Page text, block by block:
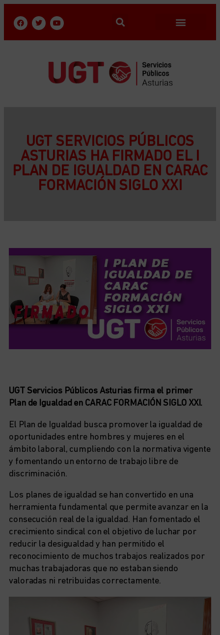
UGT SERVICIOS PÚBLICOS
ASTURIAS HA FIRMADO EL I
PLAN DE IGUALDAD EN CARAC
FORMACIÓN SIGLO XXI
UGT Servicios Públicos Asturias firma el primer
Plan de Igualdad en CARAC FORMACIÓN SIGLO XXI.
El Plan de Igualdad busca promover la igualdad de
oportunidades entre hombres y mujeres en el
ámbito laboral, cumpliendo con la normativa vigente
y fomentando un entorno de trabajo libre de
discriminación.
Los planes de igualdad se han convertido en una
herramienta fundamental que permite avanzar en la
consecución real de la igualdad. Han fomentado el
crecimiento sindical con el objetivo de luchar por
reducir la desigualdad y han permitido el
reconocimiento de muchos trabajos realizados por
muchas trabajadoras que no estaban siendo
valoradas ni retribuidas correctamente.